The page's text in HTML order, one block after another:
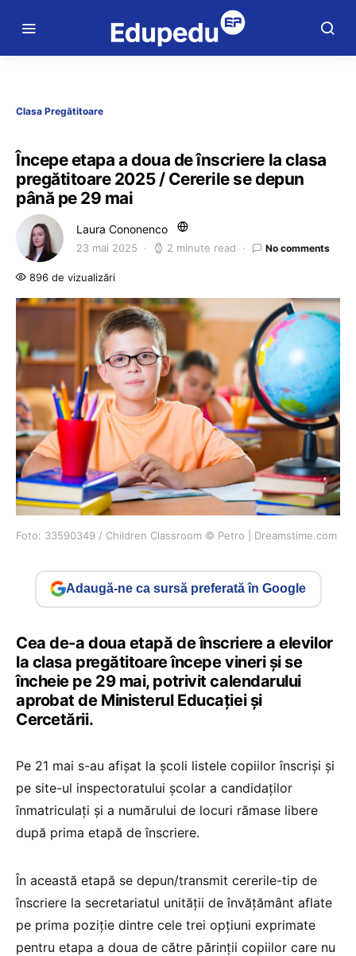
Clasa Pregătitoare
Începe etapa a doua de înscriere la clasa
pregătitoare 2025 / Cererile se depun
până pe 29 mai
Laura Cononenco
23 mai 2025 2 minute read No comments
896 de vizualizări
Foto: 33590349 / Children Classroom © Petro | Dreamstime.com
Adaugă-ne ca sursă preferată în Google
Cea de-a doua etapă de înscriere a elevilor
la clasa pregătitoare începe vineri şi se
încheie pe 29 mai, potrivit calendarului
aprobat de Ministerul Educaţiei şi
Cercetării.
Pe 21 mai s-au afișat la școli listele copiilor înscriși și
pe site-ul inspectoratului școlar a candidaților
înmatriculați și a numărului de locuri rămase libere
după prima etapă de înscriere.
În această etapă se depun/transmit cererile-tip de
înscriere la secretariatul unităţii de învăţământ aflate
pe prima poziţie dintre cele trei opţiuni exprimate
pentru etapa a doua de către părinţii copiilor care nu